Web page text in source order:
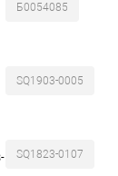
Б0054085
SQ1903-0005
SQ1823-0107